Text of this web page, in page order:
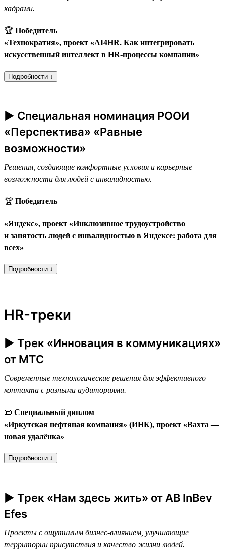
кадрами.
🏆 Победитель
«Технократия», проект «AI4HR. Как интегрировать
искусственный интеллект в HR-процессы компании»
Подробности ↓
► Специальная номинация РООИ
«Перспектива» «Равные
возможности»
Решения, создающие комфортные условия и карьерные
возможности для людей с инвалидностью.
🏆 Победитель
«Яндекс», проект «Инклюзивное трудоустройство
и занятость людей с инвалидностью в Яндексе: работа для
всех»
Подробности ↓
HR-треки
► Трек «Инновация в коммуникациях»
от МТС
Современные технологические решения для эффективного
контакта с разными аудиториями.
📜 Специальный диплом
«Иркутская нефтяная компания» (ИНК), проект «Вахта —
новая удалёнка»
Подробности ↓
► Трек «Нам здесь жить» от AB InBev
Efes
Проекты с ощутимым бизнес-влиянием, улучшающие
территории присутствия и качество жизни людей.